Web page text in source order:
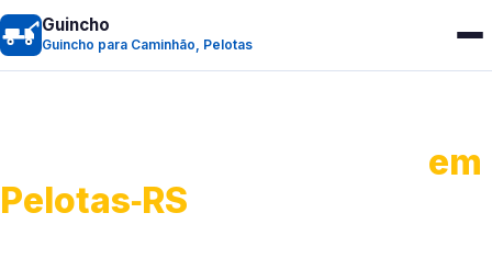
Guincho
Guincho para Caminhão, Pelotas
em
Pelotas‑RS